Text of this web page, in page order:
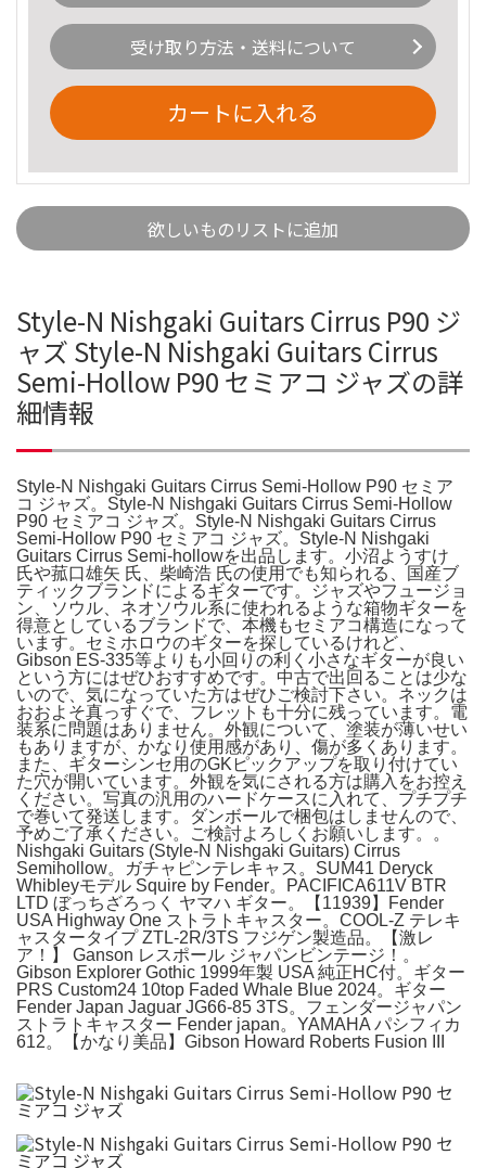
受け取り方法・送料について
カートに入れる
欲しいものリストに追加
Style-N Nishgaki Guitars Cirrus P90 ジ
ャズ Style-N Nishgaki Guitars Cirrus
Semi-Hollow P90 セミアコ ジャズの詳
細情報
Style-N Nishgaki Guitars Cirrus Semi-Hollow P90 セミア
コ ジャズ。Style-N Nishgaki Guitars Cirrus Semi-Hollow
P90 セミアコ ジャズ。Style-N Nishgaki Guitars Cirrus
Semi-Hollow P90 セミアコ ジャズ。Style-N Nishgaki
Guitars Cirrus Semi-hollowを出品します。小沼ようすけ
氏や菰口雄矢 氏、柴崎浩 氏の使用でも知られる、国産ブ
ティックブランドによるギターです。ジャズやフュージョ
ン、ソウル、ネオソウル系に使われるような箱物ギターを
得意としているブランドで、本機もセミアコ構造になって
います。セミホロウのギターを探しているけれど、
Gibson ES-335等よりも小回りの利く小さなギターが良い
という方にはぜひおすすめです。中古で出回ることは少な
いので、気になっていた方はぜひご検討下さい。ネックは
おおよそ真っすぐで、フレットも十分に残っています。電
装系に問題はありません。外観について、塗装が薄いせい
もありますが、かなり使用感があり、傷が多くあります。
また、ギターシンセ用のGKピックアップを取り付けてい
た穴が開いています。外観を気にされる方は購入をお控え
ください。写真の汎用のハードケースに入れて、プチプチ
で巻いて発送します。ダンボールで梱包はしませんので、
予めご了承ください。ご検討よろしくお願いします。。
Nishgaki Guitars (Style-N Nishgaki Guitars) Cirrus
Semihollow。ガチャピンテレキャス。SUM41 Deryck
Whibleyモデル Squire by Fender。PACIFICA611V BTR
LTD ぼっちざろっく ヤマハ ギター。【11939】Fender
USA Highway One ストラトキャスター。COOL-Z テレキ
ャスタータイプ ZTL-2R/3TS フジゲン製造品。【激レ
ア！】 Ganson レスポール ジャパンビンテージ！。
Gibson Explorer Gothic 1999年製 USA 純正HC付。ギター
PRS Custom24 10top Faded Whale Blue 2024。ギター
Fender Japan Jaguar JG66-85 3TS。フェンダージャパン
ストラトキャスター Fender japan。YAMAHA パシフィカ
612。【かなり美品】Gibson Howard Roberts Fusion III